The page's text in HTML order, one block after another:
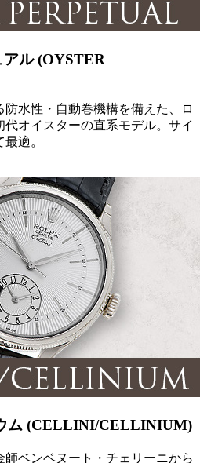
ル (OYSTER
水性・自動巻機構を備えた、ロ
オイスターの直系モデル。サイ
適。
ム (CELLINI/CELLINIUM)
師ベンベヌート・チェリーニから